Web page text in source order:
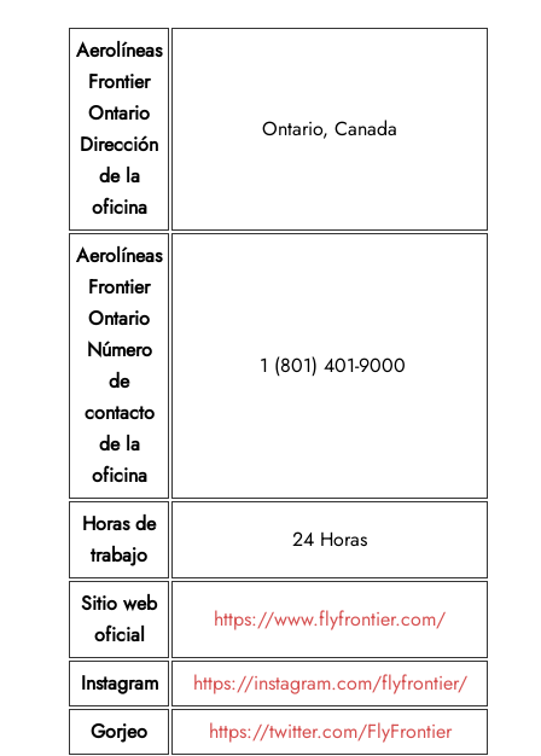
Aerolíneas
Frontier
Ontario
Dirección
de la
oficina
Ontario, Canada
Aerolíneas
Frontier
Ontario
Número
de
contacto
de la
oficina
1 (801) 401-9000
Horas de
trabajo
24 Horas
Sitio web
oficial
https://www.flyfrontier.com/
Instagram
https://instagram.com/flyfrontier/
Gorjeo
https://twitter.com/FlyFrontier